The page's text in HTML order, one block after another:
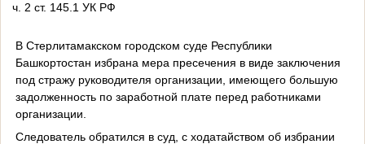
ч. 2 ст. 145.1 УК РФ
В Стерлитамакском городском суде Республики
Башкортостан избрана мера пресечения в виде заключения
под стражу руководителя организации, имеющего большую
задолженность по заработной плате перед работниками
организации.
Следователь обратился в суд, с ходатайством об избрании